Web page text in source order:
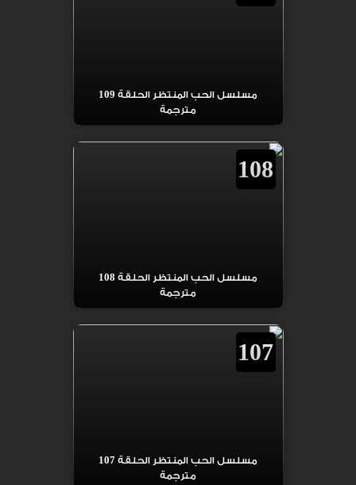
مسلسل الحب المنتظر الحلقة 109
مترجمة
108
مسلسل الحب المنتظر الحلقة 108
مترجمة
107
مسلسل الحب المنتظر الحلقة 107
مترجمة